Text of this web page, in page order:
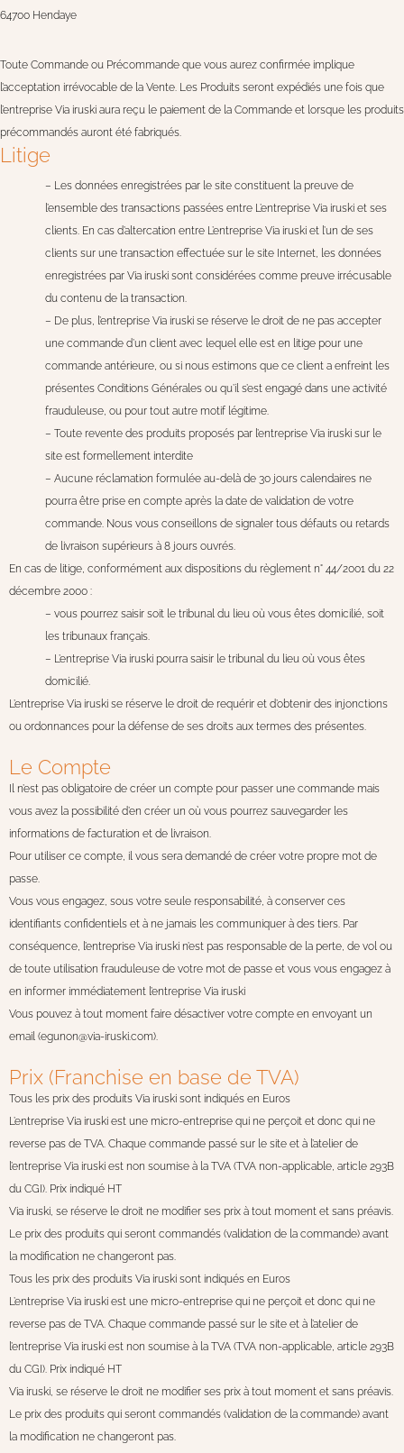
64700 Hendaye
Toute Commande ou Précommande que vous aurez confirmée implique
l’acceptation irrévocable de la Vente. Les Produits seront expédiés une fois que
l’entreprise Via iruski aura reçu le paiement de la Commande et lorsque les produits
précommandés auront été fabriqués.
Litige
– Les données enregistrées par le site constituent la preuve de
l’ensemble des transactions passées entre L’entreprise Via iruski et ses
clients. En cas d’altercation entre L’entreprise Via iruski et l’un de ses
clients sur une transaction effectuée sur le site Internet, les données
enregistrées par Via iruski sont considérées comme preuve irrécusable
du contenu de la transaction.
– De plus, l’entreprise Via iruski se réserve le droit de ne pas accepter
une commande d’un client avec lequel elle est en litige pour une
commande antérieure, ou si nous estimons que ce client a enfreint les
présentes Conditions Générales ou qu’il s’est engagé dans une activité
frauduleuse, ou pour tout autre motif légitime.
– Toute revente des produits proposés par l’entreprise Via iruski sur le
site est formellement interdite
– Aucune réclamation formulée au-delà de 30 jours calendaires ne
pourra être prise en compte après la date de validation de votre
commande. Nous vous conseillons de signaler tous défauts ou retards
de livraison supérieurs à 8 jours ouvrés.
En cas de litige, conformément aux dispositions du règlement n° 44/2001 du 22
décembre 2000 :
– vous pourrez saisir soit le tribunal du lieu où vous êtes domicilié, soit
les tribunaux français.
– L’entreprise Via iruski pourra saisir le tribunal du lieu où vous êtes
domicilié.
L’entreprise Via iruski se réserve le droit de requérir et d’obtenir des injonctions
ou ordonnances pour la défense de ses droits aux termes des présentes.
Le Compte
Il n’est pas obligatoire de créer un compte pour passer une commande mais
vous avez la possibilité d’en créer un où vous pourrez sauvegarder les
informations de facturation et de livraison.
Pour utiliser ce compte, il vous sera demandé de créer votre propre mot de
passe.
Vous vous engagez, sous votre seule responsabilité, à conserver ces
identifiants confidentiels et à ne jamais les communiquer à des tiers. Par
conséquence, l’entreprise Via iruski n’est pas responsable de la perte, de vol ou
de toute utilisation frauduleuse de votre mot de passe et vous vous engagez à
en informer immédiatement l’entreprise Via iruski
Vous pouvez à tout moment faire désactiver votre compte en envoyant un
email (egunon@via-iruski.com).
Prix (Franchise en base de TVA)
Tous les prix des produits Via iruski sont indiqués en Euros
L’entreprise Via iruski est une micro-entreprise qui ne perçoit et donc qui ne
reverse pas de TVA. Chaque commande passé sur le site et à l’atelier de
l’entreprise Via iruski est non soumise à la TVA (TVA non-applicable, article 293B
du CGI). Prix indiqué HT
Via iruski, se réserve le droit ne modifier ses prix à tout moment et sans préavis.
Le prix des produits qui seront commandés (validation de la commande) avant
la modification ne changeront pas.
Tous les prix des produits Via iruski sont indiqués en Euros
L’entreprise Via iruski est une micro-entreprise qui ne perçoit et donc qui ne
reverse pas de TVA. Chaque commande passé sur le site et à l’atelier de
l’entreprise Via iruski est non soumise à la TVA (TVA non-applicable, article 293B
du CGI). Prix indiqué HT
Via iruski, se réserve le droit ne modifier ses prix à tout moment et sans préavis.
Le prix des produits qui seront commandés (validation de la commande) avant
la modification ne changeront pas.